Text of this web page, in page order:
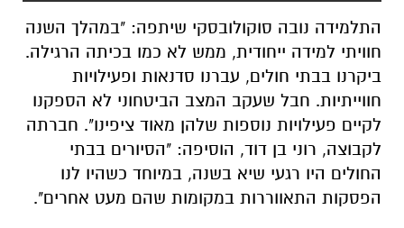
התלמידה נובה סוקולובסקי שיתפה: "במהלך השנה
חוויתי למידה ייחודית, ממש לא כמו בכיתה הרגילה.
ביקרנו בבתי חולים, עברנו סדנאות ופעילויות
חווייתיות. חבל שעקב המצב הביטחוני לא הספקנו
לקיים פעילויות נוספות שלהן מאוד ציפינו". חברתה
לקבוצה, רוני בן דוד, הוסיפה: "הסיורים בבתי
החולים היו רגעי שיא בשנה, במיוחד כשהיו לנו
הפסקות התאווררות במקומות שהם מעט אחרים".